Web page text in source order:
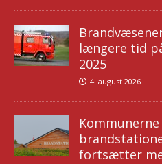
længere tid
2025
4. august 2026
fortsætter